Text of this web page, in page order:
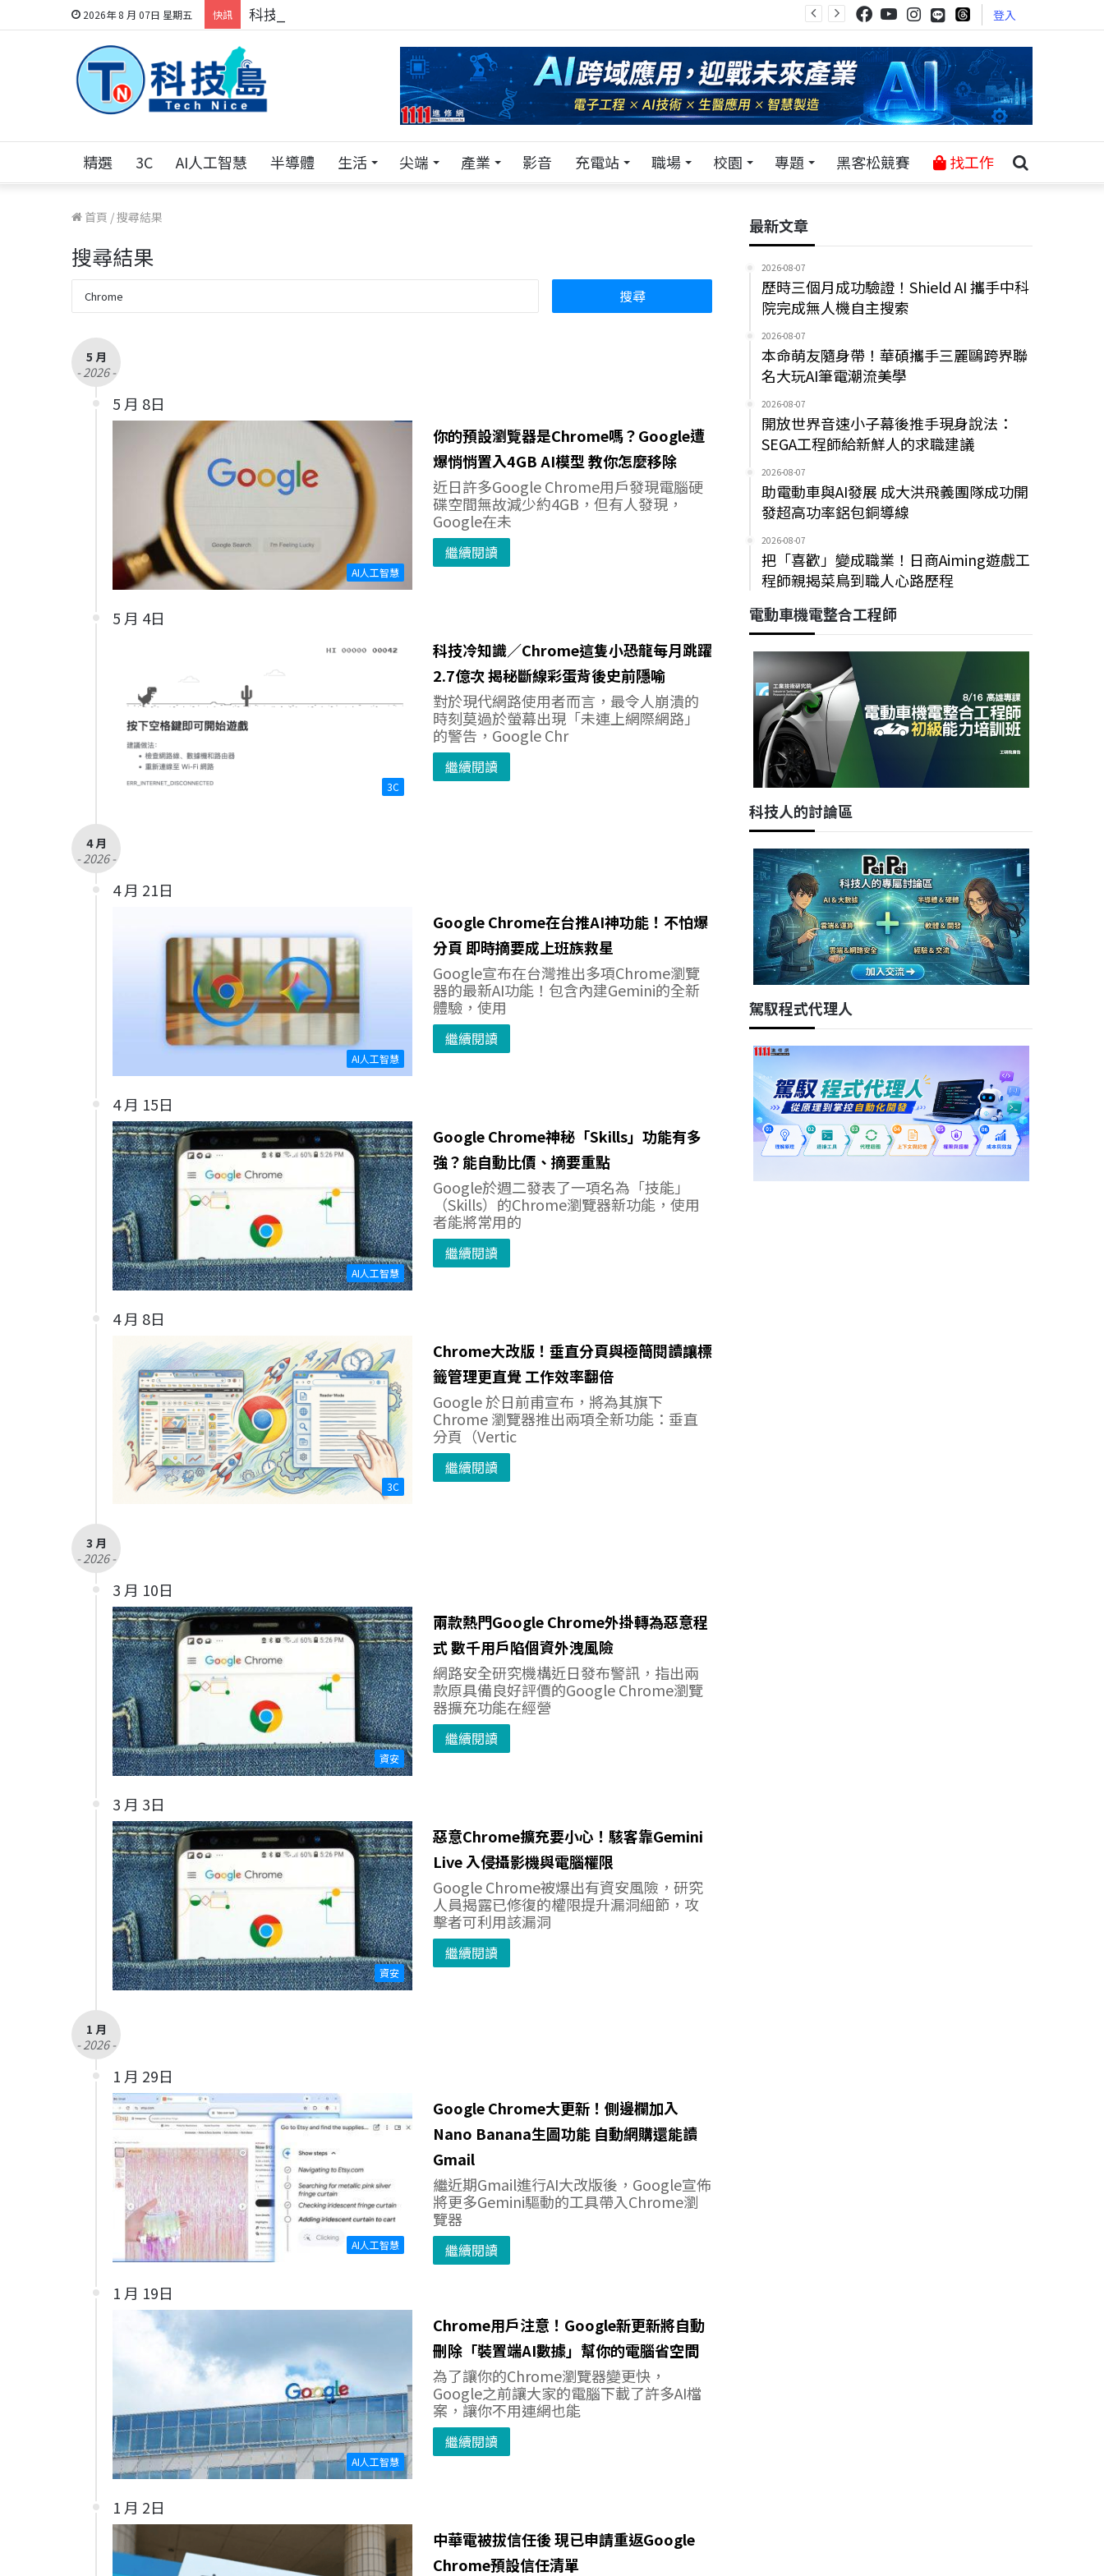
2026年 8 月 07日 星期五 快訊 科技人的經驗傳承地！在 Pei Pei 科技專區，與學弟妹交流最硬核的技術 登入
精選 3C AI人工智慧 半導體 生活 尖端 產業 影音 充電站 職場 校園 專題 黑客松競賽 找工作
首頁 /搜尋結果
搜尋結果
5 月
- 2026 -
5 月 8日
AI人工智慧
你的預設瀏覽器是Chrome嗎？Google遭
爆悄悄置入4GB AI模型 教你怎麼移除
近日許多Google Chrome用戶發現電腦硬
碟空間無故減少約4GB，但有人發現，
Google在未
繼續閱讀
5 月 4日
3C
科技冷知識／Chrome這隻小恐龍每月跳躍
2.7億次 揭秘斷線彩蛋背後史前隱喻
對於現代網路使用者而言，最令人崩潰的
時刻莫過於螢幕出現「未連上網際網路」
的警告，Google Chr
繼續閱讀
4 月
- 2026 -
4 月 21日
AI人工智慧
Google Chrome在台推AI神功能！不怕爆
分頁 即時摘要成上班族救星
Google宣布在台灣推出多項Chrome瀏覽
器的最新AI功能！包含內建Gemini的全新
體驗，使用
繼續閱讀
4 月 15日
AI人工智慧
Google Chrome神秘「Skills」功能有多
強？能自動比價、摘要重點
Google於週二發表了一項名為「技能」
（Skills）的Chrome瀏覽器新功能，使用
者能將常用的
繼續閱讀
4 月 8日
3C
Chrome大改版！垂直分頁與極簡閱讀讓標
籤管理更直覺 工作效率翻倍
Google 於日前甫宣布，將為其旗下
Chrome 瀏覽器推出兩項全新功能：垂直
分頁（Vertic
繼續閱讀
3 月
- 2026 -
3 月 10日
資安
兩款熱門Google Chrome外掛轉為惡意程
式 數千用戶陷個資外洩風險
網路安全研究機構近日發布警訊，指出兩
款原具備良好評價的Google Chrome瀏覽
器擴充功能在經營
繼續閱讀
3 月 3日
資安
惡意Chrome擴充要小心！駭客靠Gemini
Live 入侵攝影機與電腦權限
Google Chrome被爆出有資安風險，研究
人員揭露已修復的權限提升漏洞細節，攻
擊者可利用該漏洞
繼續閱讀
1 月
- 2026 -
1 月 29日
AI人工智慧
Google Chrome大更新！側邊欄加入
Nano Banana生圖功能 自動網購還能讀
Gmail
繼近期Gmail進行AI大改版後，Google宣佈
將更多Gemini驅動的工具帶入Chrome瀏
覽器
繼續閱讀
1 月 19日
AI人工智慧
Chrome用戶注意！Google新更新將自動
刪除「裝置端AI數據」幫你的電腦省空間
為了讓你的Chrome瀏覽器變更快，
Google之前讓大家的電腦下載了許多AI檔
案，讓你不用連網也能
繼續閱讀
1 月 2日
中華電被拔信任後 現已申請重返Google
Chrome預設信任清單
最新文章
2026-08-07
歷時三個月成功驗證！Shield AI 攜手中科
院完成無人機自主搜索
2026-08-07
本命萌友隨身帶！華碩攜手三麗鷗跨界聯
名大玩AI筆電潮流美學
2026-08-07
開放世界音速小子幕後推手現身說法：
SEGA工程師給新鮮人的求職建議
2026-08-07
助電動車與AI發展 成大洪飛義團隊成功開
發超高功率鋁包銅導線
2026-08-07
把「喜歡」變成職業！日商Aiming遊戲工
程師親揭菜鳥到職人心路歷程
電動車機電整合工程師
科技人的討論區
駕馭程式代理人